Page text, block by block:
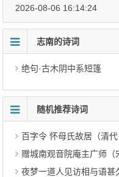
2026-08-06 16:14:24
志南的诗词
绝句·古木阴中系短篷
随机推荐诗词
百字令 怀母氏故居（清代
赠城南观音院庵主广师（
夜梦一道人见访相与语甚久颇及宗乘中事因戏之曰仙家亦学